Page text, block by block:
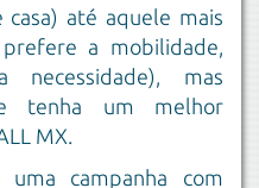
até aquele mais
prefere a mobilidade,
necessidade), mas
tenha um melhor
MX.
campanha com